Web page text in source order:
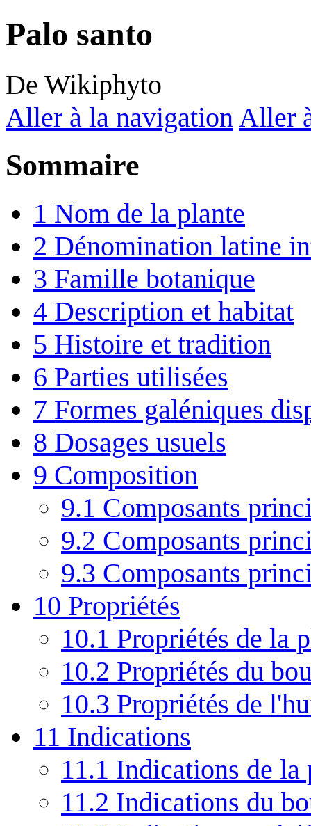
Palo santo
De Wikiphyto
Aller à la navigation Aller
Sommaire
1 Nom de la plante
2 Dénomination latine
3 Famille botanique
4 Description et habitat
5 Histoire et tradition
6 Parties utilisées
7 Formes galéniques
8 Dosages usuels
9 Composition
9.1 Composants
9.2 Composants
9.3 Composants
10 Propriétés
10.1 Propriétés de la
10.2 Propriétés du
10.3 Propriétés de
11 Indications
11.1 Indications de la
11.2 Indications du